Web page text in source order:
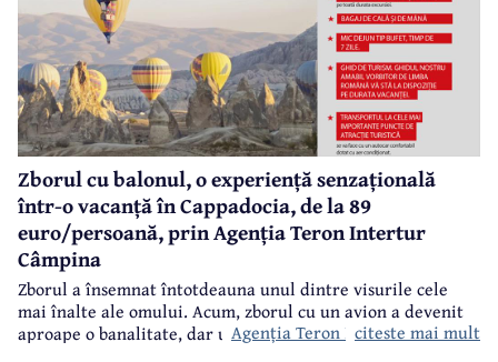
Zborul cu balonul, o experiență senzațională
într-o vacanță în Cappadocia, de la 89
euro/persoană, prin Agenția Teron Intertur
Câmpina
Zborul a însemnat întotdeauna unul dintre visurile cele
mai înalte ale omului. Acum, zborul cu un avion a devenit
aproape o banalitate, dar un zbor cu balonul cu aer cald
Agenția Teron Intertur Câmpina
citeste mai mult